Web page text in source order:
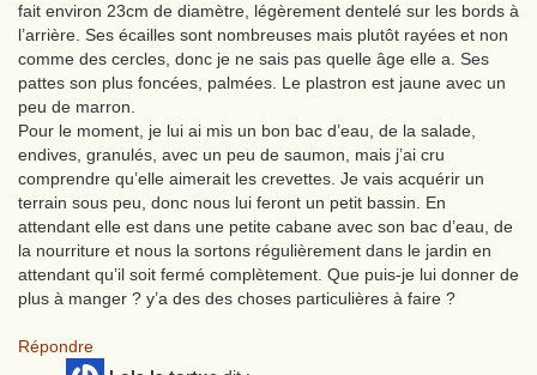
fait environ 23cm de diamètre, légèrement dentelé sur les bords à
l’arrière. Ses écailles sont nombreuses mais plutôt rayées et non
comme des cercles, donc je ne sais pas quelle âge elle a. Ses
pattes son plus foncées, palmées. Le plastron est jaune avec un
peu de marron.
Pour le moment, je lui ai mis un bon bac d’eau, de la salade,
endives, granulés, avec un peu de saumon, mais j’ai cru
comprendre qu’elle aimerait les crevettes. Je vais acquérir un
terrain sous peu, donc nous lui feront un petit bassin. En
attendant elle est dans une petite cabane avec son bac d’eau, de
la nourriture et nous la sortons régulièrement dans le jardin en
attendant qu’il soit fermé complètement. Que puis-je lui donner de
plus à manger ? y’a des des choses particulières à faire ?
Répondre